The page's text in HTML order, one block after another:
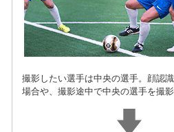
撮影したい選手は中央の選手。顔認
場合や、撮影途中で中央の選手を撮影